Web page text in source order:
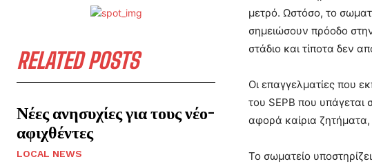
RELATED POSTS
Νέες ανησυχίες για τους νέο-
αφιχθέντες
LOCAL NEWS
μετρό. Ωστόσο, το
σημειώσουν πρόοδο
στάδιο και τίποτα δεν
Οι επαγγελματίες που
του SEPB που υπάγεται
αφορά καίρια
Το σωματείο